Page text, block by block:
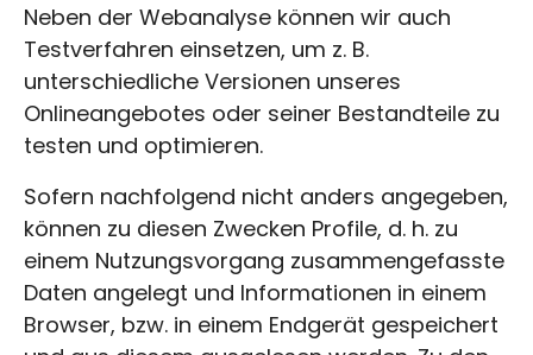
Neben der Webanalyse können wir auch
Testverfahren einsetzen, um z. B.
unterschiedliche Versionen unseres
Onlineangebotes oder seiner Bestandteile zu
testen und optimieren.
Sofern nachfolgend nicht anders angegeben,
können zu diesen Zwecken Profile, d. h. zu
einem Nutzungsvorgang zusammengefasste
Daten angelegt und Informationen in einem
Browser, bzw. in einem Endgerät gespeichert